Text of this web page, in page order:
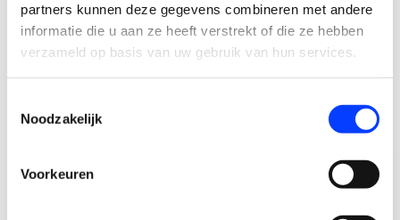
partners kunnen deze gegevens combineren met andere
informatie die u aan ze heeft verstrekt of die ze hebben
verzameld op basis van uw gebruik van hun services.
Noodzakelijk
Voorkeuren
speler op het gebied van drones, quadcopters,
Vaak zijn drones dure aankopen en wil je graag
CLAIM KORTING OP JE EERSTE
BESTELLING!